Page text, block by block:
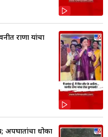
राणा यांचा
अपघातांचा धोका